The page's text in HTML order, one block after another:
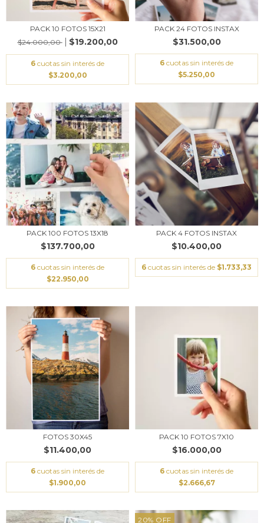
PACK 10 FOTOS 15X21
$24.000,00
$19.200,00
6 cuotas sin interés de
$3.200,00
PACK 24 FOTOS INSTAX
$31.500,00
6 cuotas sin interés de
$5.250,00
PACK 100 FOTOS 13X18
$137.700,00
6 cuotas sin interés de
$22.950,00
PACK 4 FOTOS INSTAX
$10.400,00
6 cuotas sin interés de $1.733,33
FOTOS 30X45
$11.400,00
6 cuotas sin interés de
$1.900,00
PACK 10 FOTOS 7X10
$16.000,00
6 cuotas sin interés de
$2.666,67
20% OFF